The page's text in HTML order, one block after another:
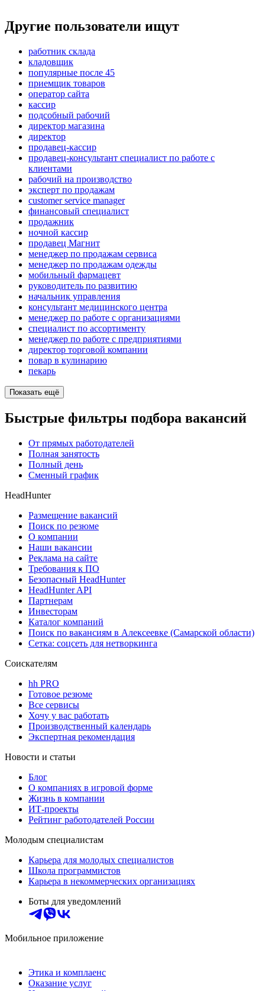
Другие пользователи ищут
работник склада
кладовщик
популярные после 45
приемщик товаров
оператор сайта
кассир
подсобный рабочий
директор магазина
директор
продавец-кассир
продавец-консультант специалист по работе с
клиентами
рабочий на производство
эксперт по продажам
customer service manager
финансовый специалист
продажник
ночной кассир
продавец Магнит
менеджер по продажам сервиса
менеджер по продажам одежды
мобильный фармацевт
руководитель по развитию
начальник управления
консультант медицинского центра
менеджер по работе с организациями
специалист по ассортименту
менеджер по работе с предприятиями
директор торговой компании
повар в кулинарию
пекарь
Показать ещё
Быстрые фильтры подбора вакансий
От прямых работодателей
Полная занятость
Полный день
Сменный график
HeadHunter
Размещение вакансий
Поиск по резюме
О компании
Наши вакансии
Реклама на сайте
Требования к ПО
Безопасный HeadHunter
HeadHunter API
Партнерам
Инвесторам
Каталог компаний
Поиск по вакансиям в Алексеевке (Самарской области)
Сетка: соцсеть для нетворкинга
Соискателям
hh PRO
Готовое резюме
Все сервисы
Хочу у вас работать
Производственный календарь
Экспертная рекомендация
Новости и статьи
Блог
О компаниях в игровой форме
Жизнь в компании
ИТ-проекты
Рейтинг работодателей России
Молодым специалистам
Карьера для молодых специалистов
Школа программистов
Карьера в некоммерческих организациях
Боты для уведомлений
Мобильное приложение
Этика и комплаенс
Оказание услуг